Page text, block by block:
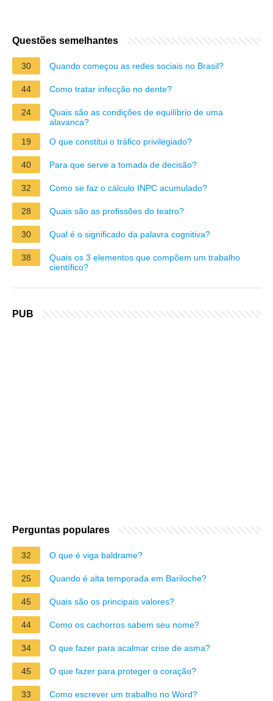
Questões semelhantes
30 Quando começou as redes sociais no Brasil?
44 Como tratar infecção no dente?
24
Quais são as condições de equilíbrio de uma
alavanca?
19
O que constitui o tráfico privilegiado?
40 Para que serve a tomada de decisão?
32 Como se faz o cálculo INPC acumulado?
28 Quais são as profissões do teatro?
30 Qual é o significado da palavra cognitiva?
38
Quais os 3 elementos que compõem um trabalho
científico?
PUB
Perguntas populares
32 O que é viga baldrame?
25 Quando é alta temporada em Bariloche?
45 Quais são os principais valores?
44 Como os cachorros sabem seu nome?
34 O que fazer para acalmar crise de asma?
45 O que fazer para proteger o coração?
33 Como escrever um trabalho no Word?